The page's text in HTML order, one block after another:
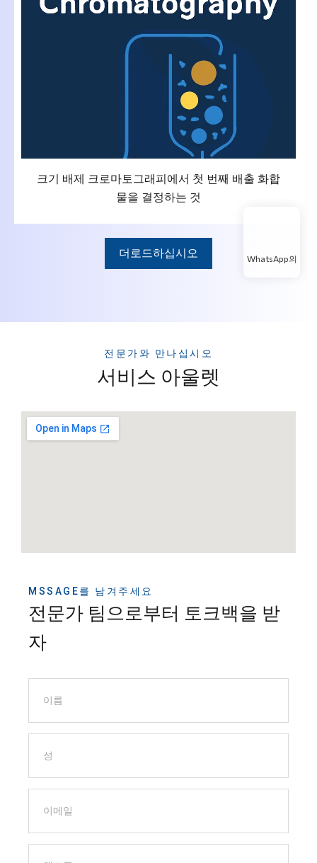
크기 배제 크로마토그래피에서 첫 번째 배출 화합
물을 결정하는 것
더로드하십시오
전문가와 만나십시오
서비스 아울렛
MSSAGE를 남겨주세요
전문가 팀으로부터 토크백을 받
자
WhatsApp의